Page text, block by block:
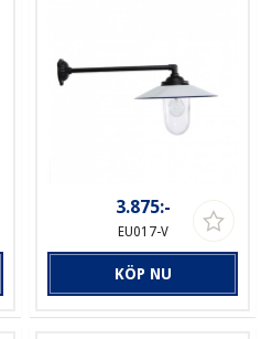
3.875:-
EU017-V
KÖP NU